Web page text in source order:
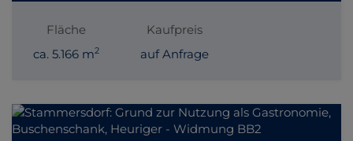
Fläche
ca. 5.166 m2
Kaufpreis
auf Anfrage